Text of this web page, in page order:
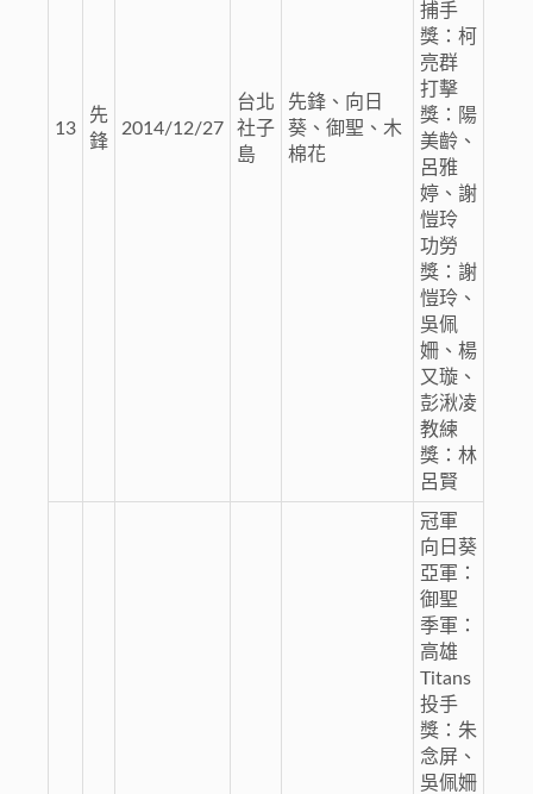
13
先
鋒
2014/12/27
台北
社子
島
先鋒、向日
葵、御聖、木
棉花
捕手
獎：柯
亮群
打擊
獎：陽
美齡、
呂雅
婷、謝
愷玲
功勞
獎：謝
愷玲、
吳佩
姍、楊
又璇、
彭湫凌
教練
獎：林
呂賢
冠軍
向日葵
亞軍：
御聖
季軍：
高雄
Titans
投手
獎：朱
念屏、
吳佩姍